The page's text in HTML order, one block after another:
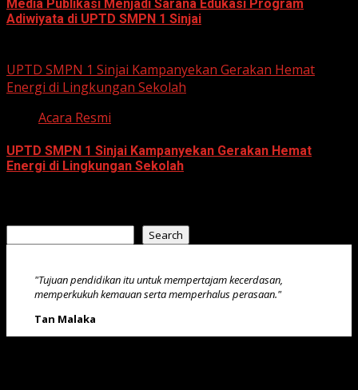
Media Publikasi Menjadi Sarana Edukasi Program
Adiwiyata di UPTD SMPN 1 Sinjai
UPTD SMPN 1 Sinjai Kampanyekan Gerakan Hemat
Energi di Lingkungan Sekolah
Acara Resmi
UPTD SMPN 1 Sinjai Kampanyekan Gerakan Hemat
Energi di Lingkungan Sekolah
Search
"Tujuan pendidikan itu untuk mempertajam kecerdasan,
memperkukuh kemauan serta memperhalus perasaan."
Tan Malaka